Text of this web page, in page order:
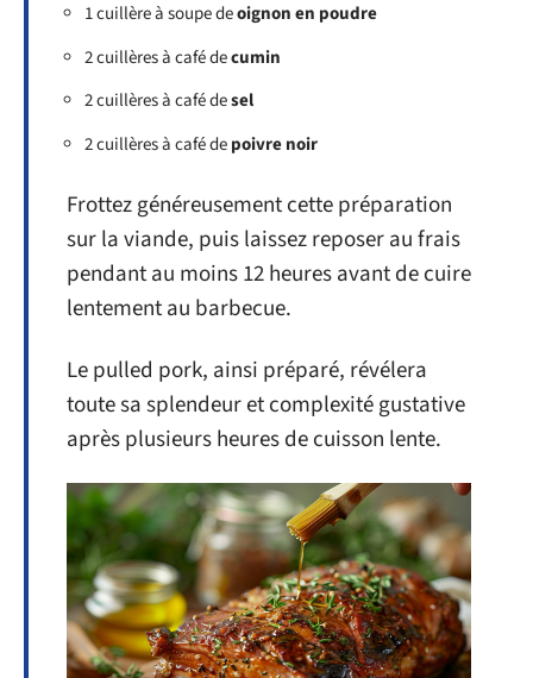
1 cuillère à soupe deoignon en poudre
2 cuillères à café decumin
2 cuillères à café desel
2 cuillères à café depoivre noir
Frottez généreusement cette préparation
sur la viande, puis laissez reposer au frais
pendant au moins 12 heures avant de cuire
lentement au barbecue.
Le pulled pork, ainsi préparé, révélera
toute sa splendeur et complexité gustative
après plusieurs heures de cuisson lente.